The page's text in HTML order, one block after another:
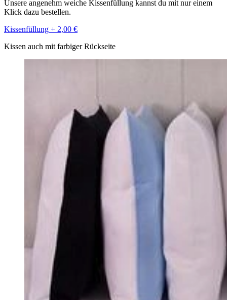
Unsere angenehm weiche Kissenfüllung kannst du mit nur einem
Klick dazu bestellen.
Kissenfüllung + 2,00 €
Kissen auch mit farbiger Rückseite